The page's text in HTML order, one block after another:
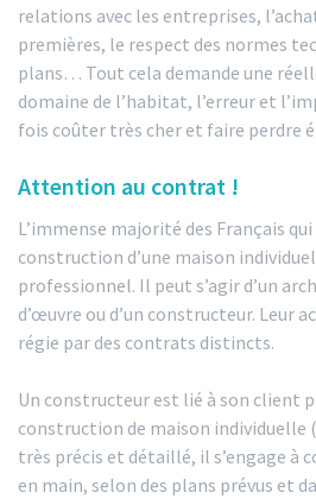
relations avec les entreprises,
premières, le respect des normes
plans… Tout cela demande une
domaine de l’habitat, l’erreur et
fois coûter très cher et faire perdre
Attention au contrat !
L’immense majorité des Français
construction d’une maison
professionnel. Il peut s’agir d’un
d’œuvre ou d’un constructeur. Leur
régie par des contrats distincts.
Un constructeur est lié à son client
construction de maison individuelle
très précis et détaillé, il s’engage à
en main, selon des plans prévus et